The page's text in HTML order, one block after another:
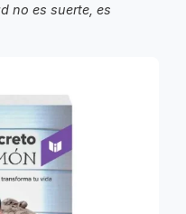
no es suerte, es